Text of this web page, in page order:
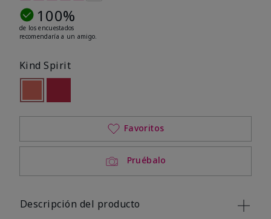
100%
de los encuestados
recomendaría a un amigo.
Kind Spirit
seleccionado
Out of stock
Pruébalo
Favoritos
Descripción del producto